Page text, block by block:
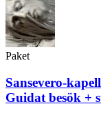
Paket
Sansevero-
Guidat besök +